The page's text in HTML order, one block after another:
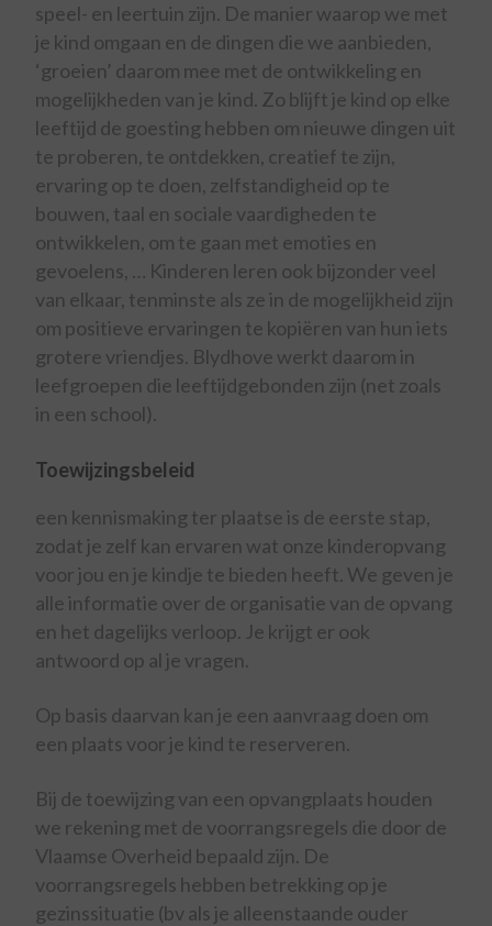
speel- en leertuin zijn. De manier waarop we met
je kind omgaan en de dingen die we aanbieden,
‘groeien’ daarom mee met de ontwikkeling en
mogelijkheden van je kind. Zo blijft je kind op elke
leeftijd de goesting hebben om nieuwe dingen uit
te proberen, te ontdekken, creatief te zijn,
ervaring op te doen, zelfstandigheid op te
bouwen, taal en sociale vaardigheden te
ontwikkelen, om te gaan met emoties en
gevoelens, … Kinderen leren ook bijzonder veel
van elkaar, tenminste als ze in de mogelijkheid zijn
om positieve ervaringen te kopiëren van hun iets
grotere vriendjes. Blydhove werkt daarom in
leefgroepen die leeftijdgebonden zijn (net zoals
in een school).
Toewijzingsbeleid
een kennismaking ter plaatse is de eerste stap,
zodat je zelf kan ervaren wat onze kinderopvang
voor jou en je kindje te bieden heeft. We geven je
alle informatie over de organisatie van de opvang
en het dagelijks verloop. Je krijgt er ook
antwoord op al je vragen.
Op basis daarvan kan je een aanvraag doen om
een plaats voor je kind te reserveren.
Bij de toewijzing van een opvangplaats houden
we rekening met de voorrangsregels die door de
Vlaamse Overheid bepaald zijn. De
voorrangsregels hebben betrekking op je
gezinssituatie (bv als je alleenstaande ouder